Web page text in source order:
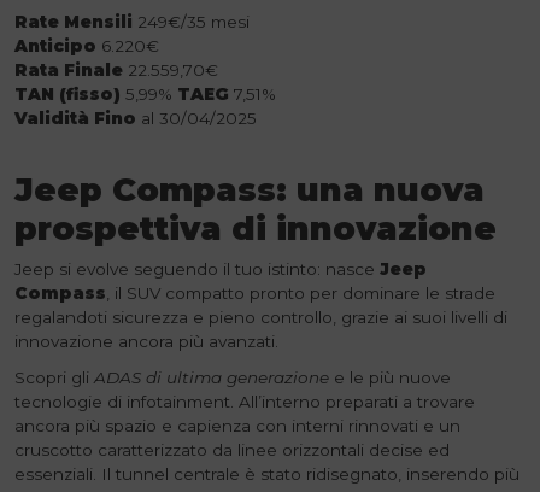
Rate Mensili 249€/35 mesi
Anticipo 6.220€
Rata Finale 22.559,70€
TAN (fisso) 5,99% TAEG 7,51%
Validità Fino al 30/04/2025
Jeep Compass: una nuova
prospettiva di innovazione
Jeep si evolve seguendo il tuo istinto: nasce Jeep
Compass , il SUV compatto pronto per dominare le strade
regalandoti sicurezza e pieno controllo, grazie ai suoi livelli di
innovazione ancora più avanzati.
Scopri gli ADAS di ultima generazione e le più nuove
tecnologie di infotainment. All’interno preparati a trovare
ancora più spazio e capienza con interni rinnovati e un
cruscotto caratterizzato da linee orizzontali decise ed
essenziali. Il tunnel centrale è stato ridisegnato, inserendo più